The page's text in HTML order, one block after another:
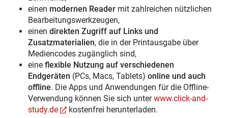
einen modernen Reader mit zahlreichen nützlichen
Bearbeitungswerkzeugen,
einen direkten Zugriff auf Links und
Zusatzmaterialien, die in der Printausgabe über
Mediencodes zugänglich sind,
eine flexible Nutzung auf verschiedenen
Endgeräten (PCs, Macs, Tablets) online und auch
offline. Die Apps und Anwendungen für die Offline-
Verwendung können Sie sich unterwww.click-and-
study.de
kostenfrei herunterladen.